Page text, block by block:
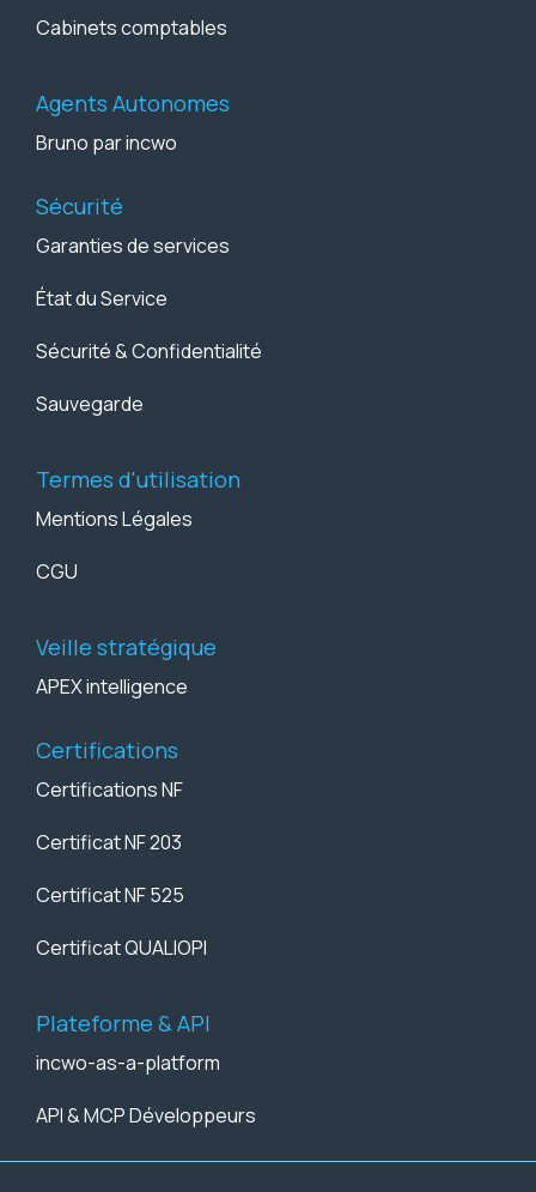
Cabinets comptables
Agents Autonomes
Bruno par incwo
Sécurité
Garanties de services
État du Service
Sécurité & Confidentialité
Sauvegarde
Termes d'utilisation
Mentions Légales
CGU
Veille stratégique
APEX intelligence
Certifications
Certifications NF
Certificat NF 203
Certificat NF 525
Certificat QUALIOPI
Plateforme & API
incwo-as-a-platform
API & MCP Développeurs